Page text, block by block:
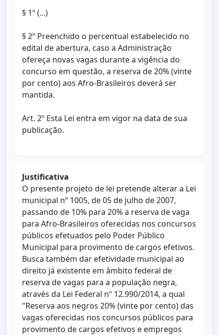
§ 1º (...)
§ 2º Preenchido o percentual estabelecido no
edital de abertura, caso a Administração
ofereça novas vagas durante a vigência do
concurso em questão, a reserva de 20% (vinte
por cento) aos Afro-Brasileiros deverá ser
mantida.
Art. 2º Esta Lei entra em vigor na data de sua
publicação.
Justificativa
O presente projeto de lei pretende alterar a Lei
municipal nº 1005, de 05 de julho de 2007,
passando de 10% para 20% a reserva de vaga
para Afro-Brasileiros oferecidas nos concursos
públicos efetuados pelo Poder Público
Municipal para provimento de cargos efetivos.
Busca também dar efetividade municipal ao
direito já existente em âmbito federal de
reserva de vagas para a população negra,
através da Lei Federal nº 12.990/2014, a qual
"Reserva aos negros 20% (vinte por cento) das
vagas oferecidas nos concursos públicos para
provimento de cargos efetivos e empregos